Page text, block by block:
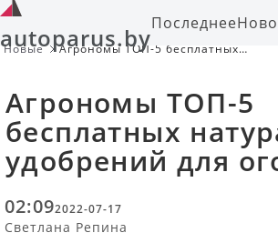
autoparus.byПоследнее
Новые
Агрономы ТОП-5 бесплатных
Агрономы ТОП-5
бесплатных
удобрений для
02:092022-07-17
Светлана Репина